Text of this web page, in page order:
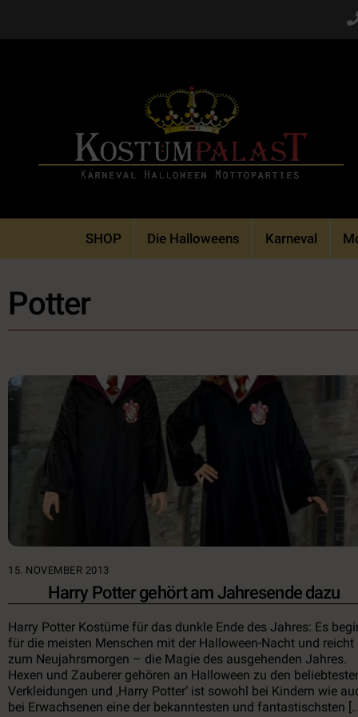
SHOP Die Halloweens Karneval
Potter
15. NOVEMBER 2013
Harry Potter gehört am Jahresende dazu
Harry Potter Kostüme für das dunkle Ende des Jahres: Es
für die meisten Menschen mit der Halloween-Nacht und reicht
zum Neujahrsmorgen – die Magie des ausgehenden Jahres.
Hexen und Zauberer gehören an Halloween zu den
Verkleidungen und ‚Harry Potter‘ ist sowohl bei Kindern wie
bei Erwachsenen eine der bekanntesten und fantastischsten